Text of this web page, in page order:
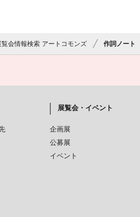
覧会情報検索 アートコモンズ 作詞ノート
展覧会・イベント
企画展
公募展
イベント